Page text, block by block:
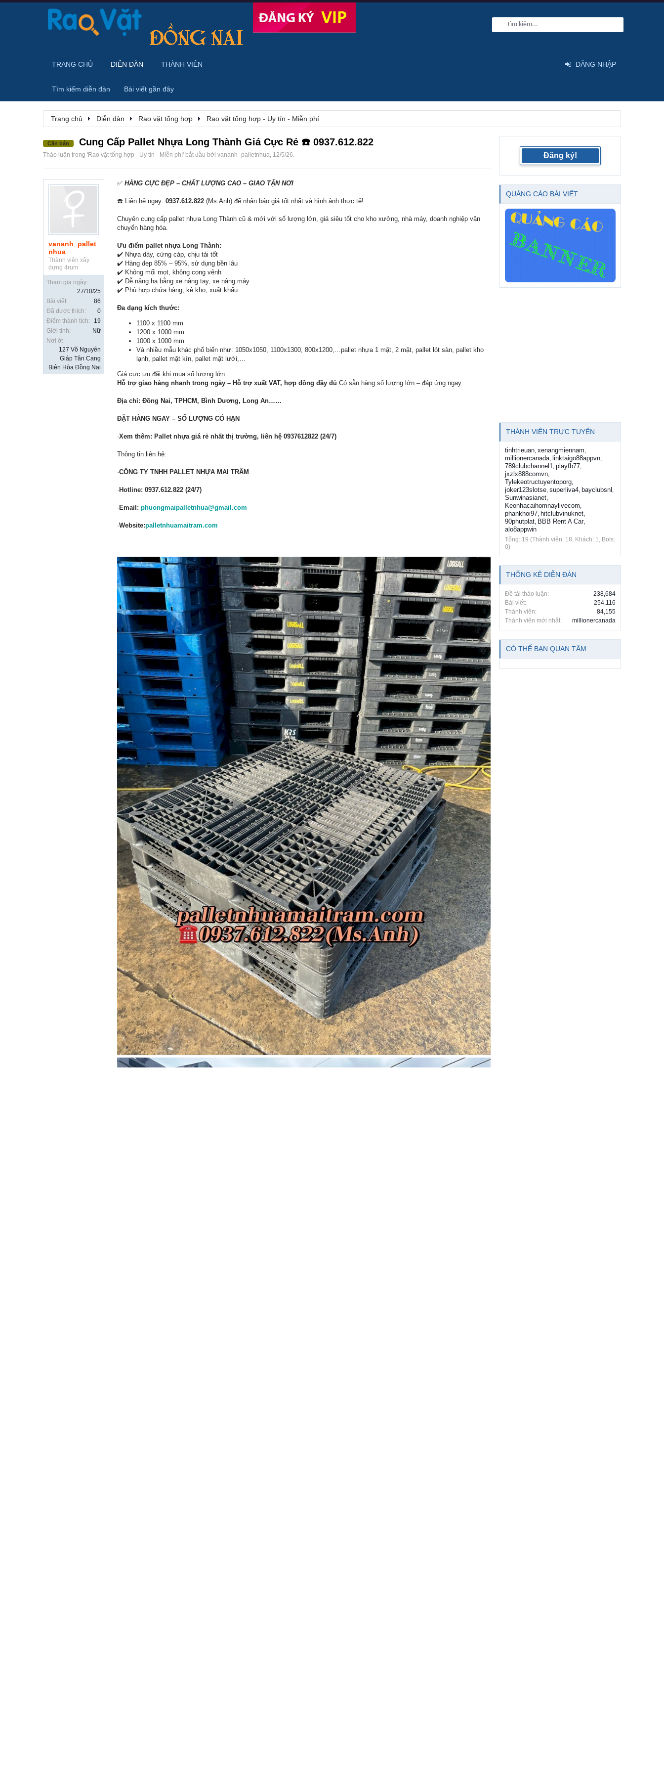
Trang chủ Diễn đàn Rao vặt tổng hợp Rao vặt tổng hợp - Uy tín - Miễn phí
Cần bán Cung Cấp Pallet Nhựa Long Thành Giá Cực Rẻ ☎️ 0937.612.822
Thảo luận trong 'Rao vặt tổng hợp - Uy tín - Miễn phí' bắt đầu bởi vananh_palletnhua, 12/5/26.
vananh_pallet
nhua
Thành viên xây
dựng 4rum
Tham gia ngày:
27/10/25
Bài viết:
86
Đã được thích:
0
Điểm thành tích:
19
Giới tính:
Nữ
Nơi ở:
127 Võ Nguyên
Giáp Tân Cang
Biên Hòa Đồng Nai
✅ HÀNG CỰC ĐẸP – CHẤT LƯỢNG CAO – GIAO TẬN NƠI
☎️ Liên hệ ngay: 0937.612.822 (Ms.Anh) để nhận báo giá tốt nhất và hình ảnh thực tế!
Chuyên cung cấp pallet nhựa Long Thành cũ & mới với số lượng lớn, giá siêu tốt cho kho xưởng, nhà máy, doanh nghiệp vận
chuyển hàng hóa.
Ưu điểm pallet nhựa Long Thành:
✔️ Nhựa dày, cứng cáp, chịu tải tốt
✔️ Hàng đẹp 85% – 95%, sử dụng bền lâu
✔️ Không mối mọt, không cong vênh
✔️ Dễ nâng hạ bằng xe nâng tay, xe nâng máy
✔️ Phù hợp chứa hàng, kê kho, xuất khẩu
Đa dạng kích thước:
1100 x 1100 mm
1200 x 1000 mm
1000 x 1000 mm
Và nhiều mẫu khác phổ biến như: 1050x1050, 1100x1300, 800x1200,…pallet nhựa 1 mặt, 2 mặt, pallet lót sàn, pallet kho
lạnh, pallet mặt kín, pallet mặt lưới,…
Giá cực ưu đãi khi mua số lượng lớn
Hỗ trợ giao hàng nhanh trong ngày – Hỗ trợ xuất VAT, hợp đồng đầy đủ Có sẵn hàng số lượng lớn – đáp ứng ngay
Địa chỉ: Đồng Nai, TPHCM, Bình Dương, Long An……
ĐẶT HÀNG NGAY – SỐ LƯỢNG CÓ HẠN
·Xem thêm: Pallet nhựa giá rẻ nhất thị trường, liên hệ 0937612822 (24/7)
Thông tin liên hệ:
·CÔNG TY TNHH PALLET NHỰA MAI TRÂM
· Hotline: 0937.612.822 (24/7)
· Email: phuongmaipalletnhua@gmail.com
·Website:palletnhuamaitram.com
Đăng ký!
QUẢNG CÁO BÀI VIẾT
THÀNH VIÊN TRỰC TUYẾN
tinhtrieuan, xenangmiennam,
millionercanada, linktaigo88appvn,
789clubchannel1, playfb77,
jxzlx888comvn,
Tylekeotructuyentoporg,
joker123slotse, superliva4, bayclubsnl ,
Sunwinasianet,
Keonhacaihomnaylivecom,
phankhoi97, hitclubvinuknet,
90phutplat, BBB Rent A Car,
alo8appwin
Tổng: 19 (Thành viên: 18, Khách: 1, Bots:
0)
THỐNG KÊ DIỄN ĐÀN
Đề tài thảo luận:
238,684
Bài viết:
254,116
Thành viên:
84,155
Thành viên mới nhất:
millionercanada
CÓ THỂ BẠN QUAN TÂM
TRANG CHỦ DIỄN ĐÀN
Tìm kiếm diễn đàn Bài viết gần đây
THÀNH VIÊN ĐĂNG NHẬP